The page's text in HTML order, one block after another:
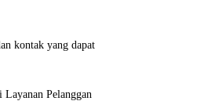
kontak yang dapat
Pelanggan